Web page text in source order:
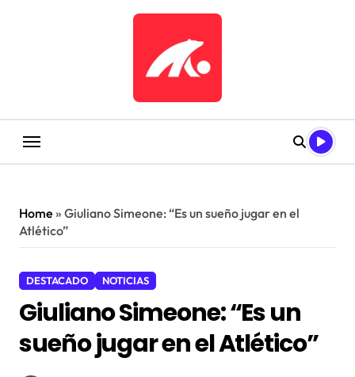
Home » Giuliano Simeone: “Es un sueño jugar en el
Atlético”
DESTACADO NOTICIAS
Giuliano Simeone: “Es un
sueño jugar en el Atlético”